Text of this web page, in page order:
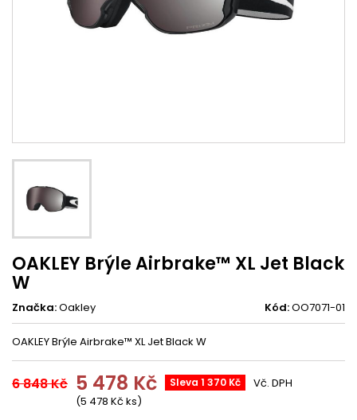
OAKLEY Brýle Airbrake™ XL Jet Black
W
Značka:Oakley Kód:OO7071-01
OAKLEY Brýle Airbrake™ XL Jet Black W
6 848 Kč 5 478 Kč Sleva 1 370 Kč
(5 478 Kč ks)
Vč. DPH